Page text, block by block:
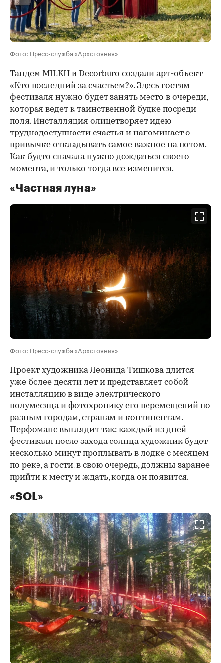
Фото: Пресс-служба «Архстояния»
Тандем MILKH и Decorburo создали арт-объект
«Кто последний за счастьем?». Здесь гостям
фестиваля нужно будет занять место в очереди,
которая ведет к таинственной будке посреди
поля. Инсталляция олицетворяет идею
труднодоступности счастья и напоминает о
привычке откладывать самое важное на потом.
Как будто сначала нужно дождаться своего
момента, и только тогда все изменится.
«Частная луна»
Фото: Пресс-служба «Архстояния»
Проект художника Леонида Тишкова длится
уже более десяти лет и представляет собой
инсталляцию в виде электрического
полумесяца и фотохронику его перемещений по
разным городам, странам и континентам.
Перфоманс выглядит так: каждый из дней
фестиваля после захода солнца художник будет
несколько минут проплывать в лодке с месяцем
по реке, а гости, в свою очередь, должны заранее
прийти к месту и ждать, когда он появится.
«SOL»